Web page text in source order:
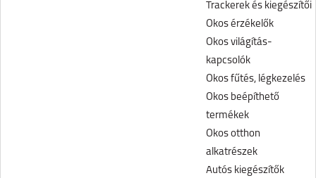
Trackerek és kiegészítői
Okos érzékelők
Okos világítás-
kapcsolók
Okos fűtés, légkezelés
Okos beépíthető
termékek
Okos otthon
alkatrészek
Autós kiegészítők